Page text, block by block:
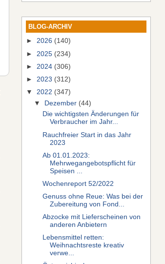
BLOG-ARCHIV
► 2026 (140)
► 2025 (234)
► 2024 (306)
► 2023 (312)
▼ 2022 (347)
▼ Dezember (44)
Die wichtigsten Änderungen für
Verbraucher im Jahr...
Rauchfreier Start in das Jahr
2023
Ab 01.01.2023:
Mehrwegangebotspflicht für
Speisen ...
Wochenreport 52/2022
Genuss ohne Reue: Was bei der
Zubereitung von Fond...
Abzocke mit Lieferscheinen von
anderen Anbietern
Lebensmittel retten:
Weihnachtsreste kreativ
verwe...